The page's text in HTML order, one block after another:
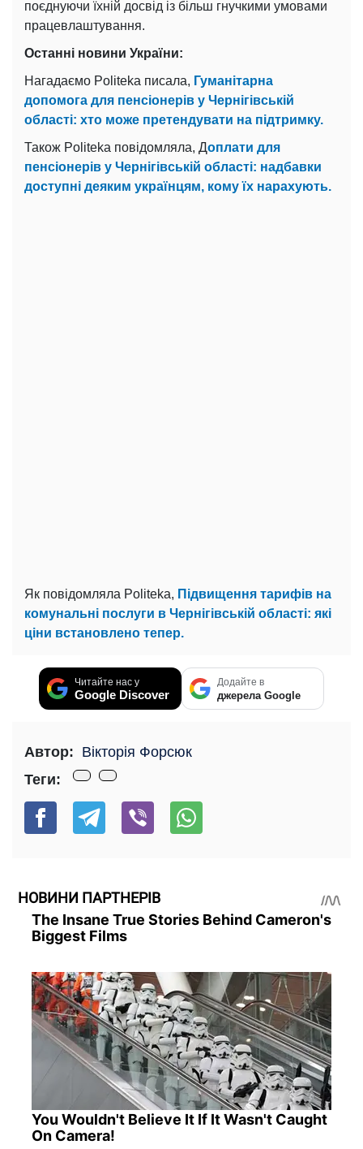
поєднуючи їхній досвід із більш гнучкими умовами
працевлаштування.
Останні новини України:
Нагадаємо Politeka писала, Гуманітарна
допомога для пенсіонерів у Чернігівській
області: хто може претендувати на підтримку.
Також Politeka повідомляла, Доплати для
пенсіонерів у Чернігівській області: надбавки
доступні деяким українцям, кому їх нарахують.
Як повідомляла Politeka, Підвищення тарифів на
комунальні послуги в Чернігівській області: які
ціни встановлено тепер.
Читайте нас у
Google Discover
Додайте в
джерела Google
Автор: Вікторія Форсюк
Теги:
НОВИНИ ПАРТНЕРІВ
The Insane True Stories Behind Cameron's
Biggest Films
You Wouldn't Believe It If It Wasn't Caught
On Camera!